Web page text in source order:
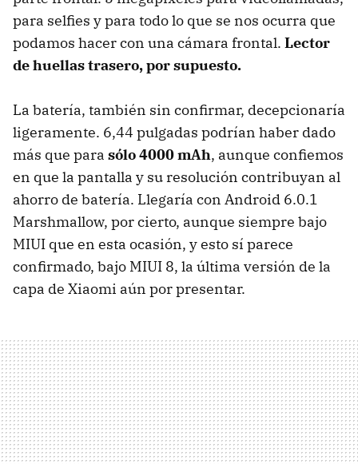
para selfies y para todo lo que se nos ocurra que
podamos hacer con una cámara frontal. Lector
de huellas trasero, por supuesto.
La batería, también sin confirmar, decepcionaría
ligeramente. 6,44 pulgadas podrían haber dado
más que para sólo 4000 mAh, aunque confiemos
en que la pantalla y su resolución contribuyan al
ahorro de batería. Llegaría con Android 6.0.1
Marshmallow, por cierto, aunque siempre bajo
MIUI que en esta ocasión, y esto sí parece
confirmado, bajo MIUI 8, la última versión de la
capa de Xiaomi aún por presentar.